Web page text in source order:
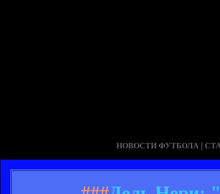
НОВОСТИ ФУТБОЛА |